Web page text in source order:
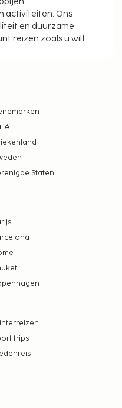
activiteiten. Ons
en duurzame
reizen zoals u wilt.
Staten
trips